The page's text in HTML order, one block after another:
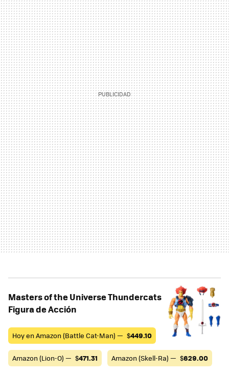
Masters of the Universe Thundercats
Figura de Acción
Hoy en Amazon (Battle Cat-Man) — $449.10
Amazon (Lion-O) — $471.31 Amazon (Skell-Ra) — $629.00